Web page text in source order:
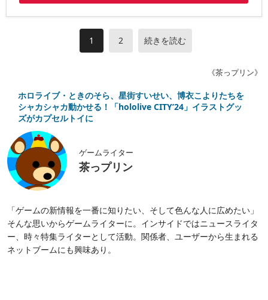
1 2 続きを読む
《茶っプリン》
ホロライブ・ときのそら、星街すいせい、博衣こよりたちを
シャカシャカ動かせる！「hololive CITY’24」イラストグッ
ズがカプセルトイに
ゲームライター
茶っプリン
「ゲームの新情報を一番に知りたい、そして色んな人に広めたい」
そんな思いからゲームライターに。インサイドではニュースライタ
ー、時々特集ライターとして活動。関係者、ユーザーから生まれる
ネットブームにも興味あり。